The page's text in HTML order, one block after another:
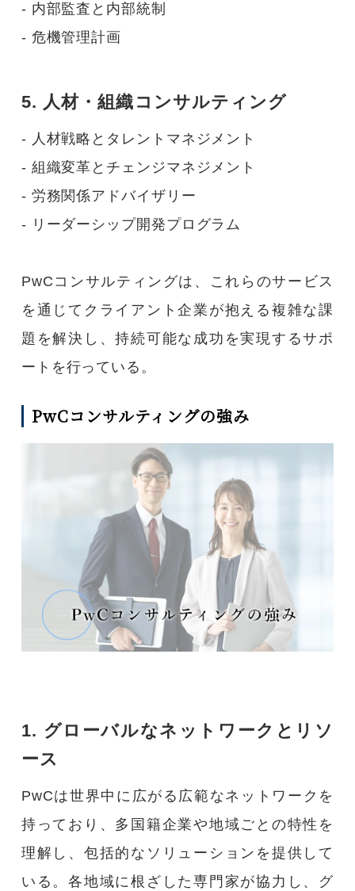
- 内部監査と内部統制
- 危機管理計画
5. 人材・組織コンサルティング
- 人材戦略とタレントマネジメント
- 組織変革とチェンジマネジメント
- 労務関係アドバイザリー
- リーダーシップ開発プログラム
PwCコンサルティングは、これらのサービス
を通じてクライアント企業が抱える複雑な課
題を解決し、持続可能な成功を実現するサポ
ートを行っている。
PwCコンサルティングの強み
1. グローバルなネットワークとリソ
ース
PwCは世界中に広がる広範なネットワークを
持っており、多国籍企業や地域ごとの特性を
理解し、包括的なソリューションを提供して
いる。各地域に根ざした専門家が協力し、グ